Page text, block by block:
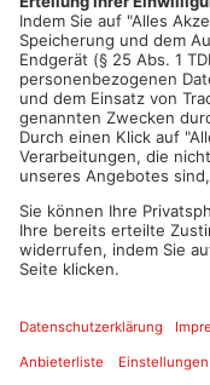
Eine Vielzahl
Handynutzung
Ruhezeiten
Polizei zieht positive
Das Polizeipräsidium
des Aktionstages
betont, dass auch
durchgeführt werden.
Fahrzeugführer, dass
negativ auf die
auswirken. Jeder